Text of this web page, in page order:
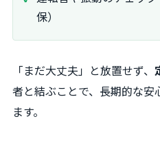
保）
「まだ大丈夫」と放置せず、
者と結ぶことで、長期的な安
ます。